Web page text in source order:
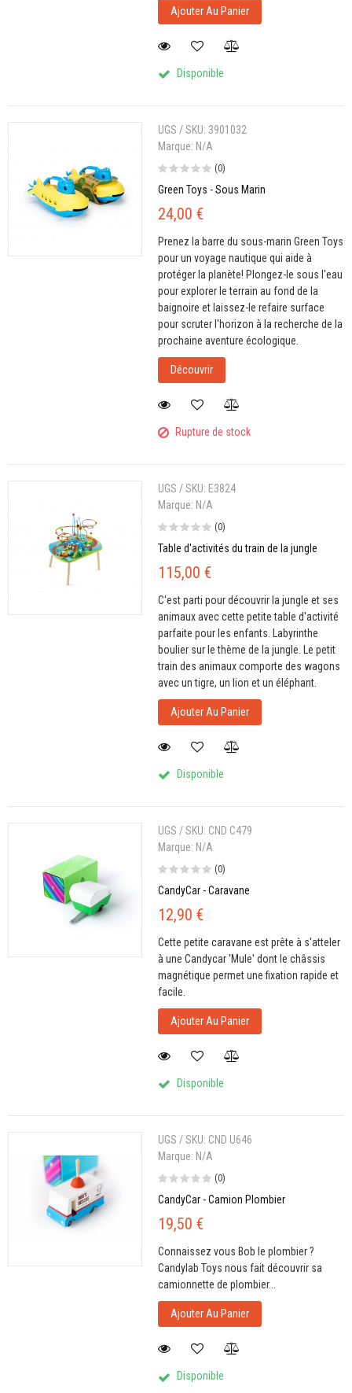
Ajouter Au Panier
Disponible
UGS / SKU: 3901032
Marque: N/A
(0)
Green Toys - Sous Marin
24,00 €
Prenez la barre du sous-marin Green Toys
pour un voyage nautique qui aide à
protéger la planète! Plongez-le sous l'eau
pour explorer le terrain au fond de la
baignoire et laissez-le refaire surface
pour scruter l'horizon à la recherche de la
prochaine aventure écologique.
Découvrir
Rupture de stock
UGS / SKU: E3824
Marque: N/A
(0)
Table d'activités du train de la jungle
115,00 €
C'est parti pour découvrir la jungle et ses
animaux avec cette petite table d'activité
parfaite pour les enfants. Labyrinthe
boulier sur le thème de la jungle. Le petit
train des animaux comporte des wagons
avec un tigre, un lion et un éléphant.
Ajouter Au Panier
Disponible
UGS / SKU: CND C479
Marque: N/A
(0)
CandyCar - Caravane
12,90 €
Cette petite caravane est prête à s'atteler
à une Candycar 'Mule' dont le châssis
magnétique permet une fixation rapide et
facile.
Ajouter Au Panier
Disponible
UGS / SKU: CND U646
Marque: N/A
(0)
CandyCar - Camion Plombier
19,50 €
Connaissez vous Bob le plombier ?
Candylab Toys nous fait découvrir sa
camionnette de plombier...
Ajouter Au Panier
Disponible